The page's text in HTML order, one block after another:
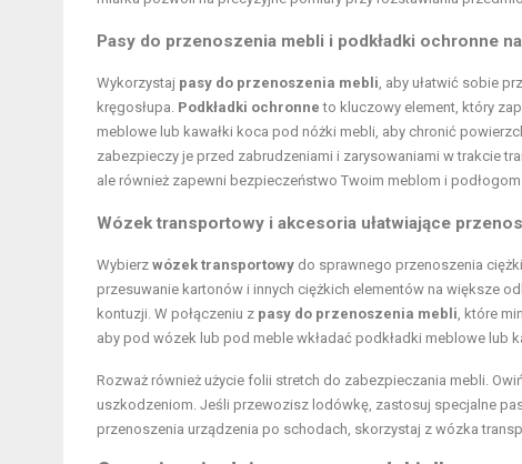
Pasy do przenoszenia mebli i podkładki ochronne
Wykorzystaj pasy do przenoszenia mebli, aby ułatwić sobie
kręgosłupa. Podkładki ochronne to kluczowy element, który
meblowe lub kawałki koca pod nóżki mebli, aby chronić
zabezpieczy je przed zabrudzeniami i zarysowaniami w trakcie
ale również zapewni bezpieczeństwo Twoim meblom i
Wózek transportowy i akcesoria ułatwiające
Wybierz wózek transportowy do sprawnego przenoszenia
przesuwanie kartonów i innych ciężkich elementów na większe
kontuzji. W połączeniu z pasy do przenoszenia mebli, które
aby pod wózek lub pod meble wkładać podkładki meblowe lub
Rozważ również użycie folii stretch do zabezpieczania mebli.
uszkodzeniom. Jeśli przewozisz lodówkę, zastosuj specjalne
przenoszenia urządzenia po schodach, skorzystaj z wózka